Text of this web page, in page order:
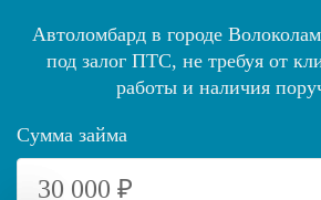
Автоломбард в городе
под залог ПТС, не требуя от
работы и наличия
Сумма займа